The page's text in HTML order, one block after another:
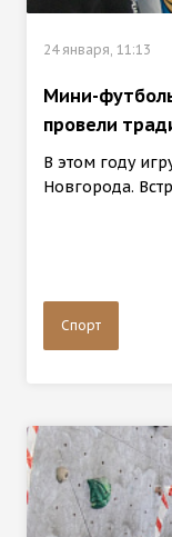
24 января, 11:13
Мини-
провели
В этом году
Новгорода.
Спорт